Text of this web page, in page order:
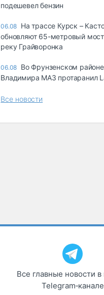
подешевел бензин
06.08 На трассе Курск –
обновляют 65-метровый
реку Грайворонка
06.08 Во Фрунзенском районе
Владимира МАЗ протаранил
Все новости
Все главные новости
Telegram‑канале